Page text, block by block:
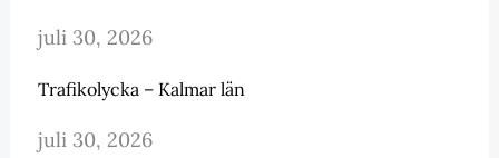
juli 30, 2026
Trafikolycka – Kalmar län
juli 30, 2026